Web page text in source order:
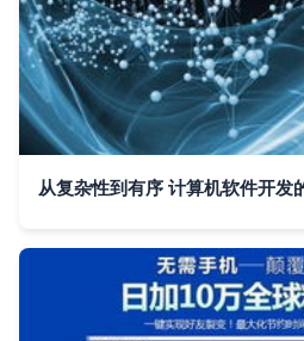
从复杂性到有序 计算机软件开发